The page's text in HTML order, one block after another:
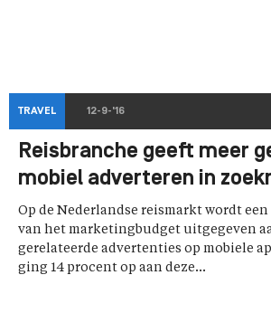
TRAVEL 12-9-'16
Reisbranche geeft meer
mobiel adverteren in
Op de Nederlandse reismarkt wordt een
van het marketingbudget uitgegeven
gerelateerde advertenties op mobiele
ging 14 procent op aan deze...